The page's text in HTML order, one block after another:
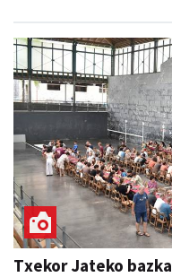
Txekor Jateko